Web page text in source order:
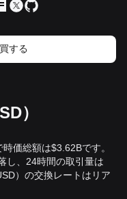
する
）
価総額は$3.62Bです。
し、24時間の取引量は
）の交換レートはリア